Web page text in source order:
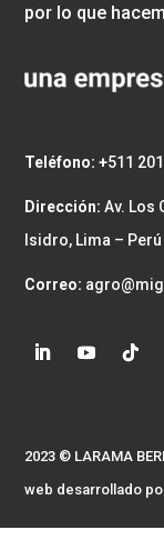
por lo que
Teléfono: +511
Dirección:Av. Los
Isidro, Lima – Perú
Correo:
2023 © LARAMA
web desarrollado